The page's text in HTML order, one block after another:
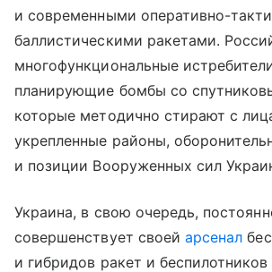
и современными оперативно-
баллистическими ракетами.
многофункциональные
планирующие бомбы со
которые методично стирают с
укрепленные районы,
и позиции Вооруженных сил
Украина, в свою очередь,
совершенствует своейарсенал
и гибридов ракет и